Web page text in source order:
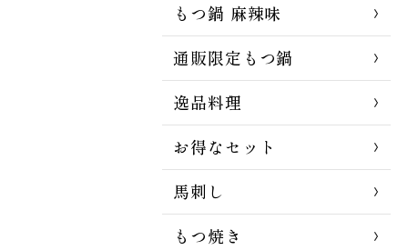
もつ鍋 麻辣味
通販限定もつ鍋
逸品料理
お得なセット
馬刺し
もつ焼き